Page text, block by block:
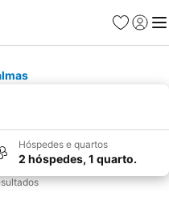
Favoritos
Iniciar
Hóspedes e quartos
2 hóspedes, 1 quarto.